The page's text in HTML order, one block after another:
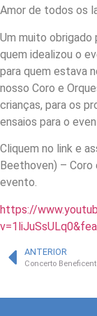
Amor de todos os
Um muito obrigado
quem idealizou o
para quem estava
nosso Coro e
crianças, para os
ensaios para o
Cliquem no link e
Beethoven) – Coro
evento.
https://
ANTERIOR